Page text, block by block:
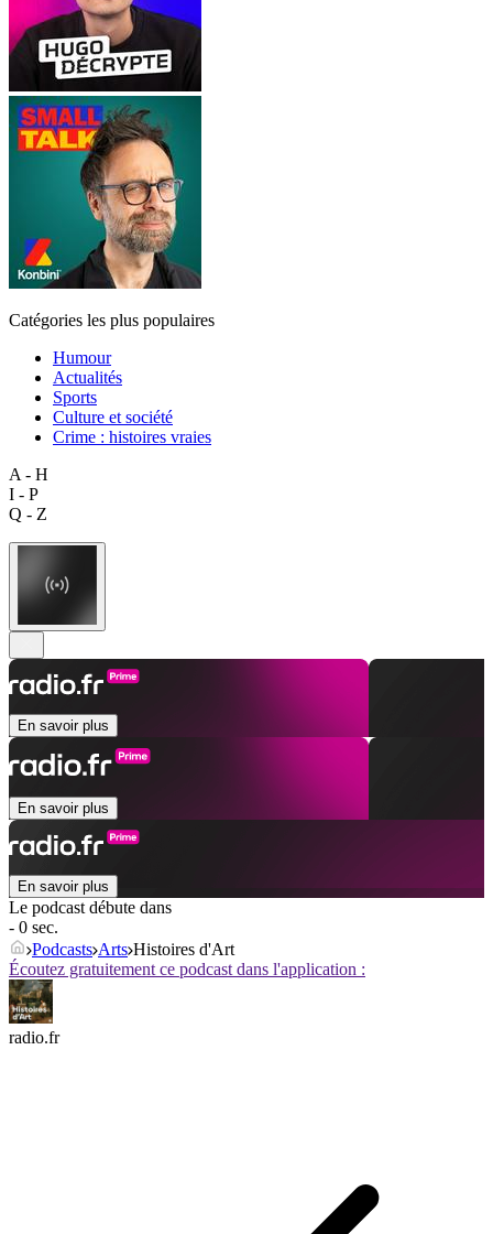
Catégories les plus populaires
Humour
Actualités
Sports
Culture et société
Crime : histoires vraies
A - H
I - P
Q - Z
En savoir plus
En savoir plus
En savoir plus
Le podcast débute dans
- 0 sec.
Podcasts Arts Histoires d'Art
Écoutez gratuitement ce podcast dans l'application :
radio.fr